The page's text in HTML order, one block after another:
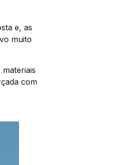
e, as
muito
com